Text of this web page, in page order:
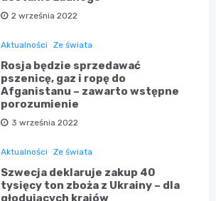
2 września 2022
Aktualności Ze świata
Rosja będzie sprzedawać
pszenicę, gaz i ropę do
Afganistanu – zawarto wstępne
porozumienie
3 września 2022
Aktualności Ze świata
Szwecja deklaruje zakup 40
tysięcy ton zboża z Ukrainy – dla
głodujących krajów